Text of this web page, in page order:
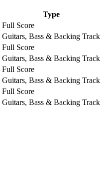
Type
Full Score
Guitars, Bass & Backing Track
Full Score
Guitars, Bass & Backing Track
Full Score
Guitars, Bass & Backing Track
Full Score
Guitars, Bass & Backing Track